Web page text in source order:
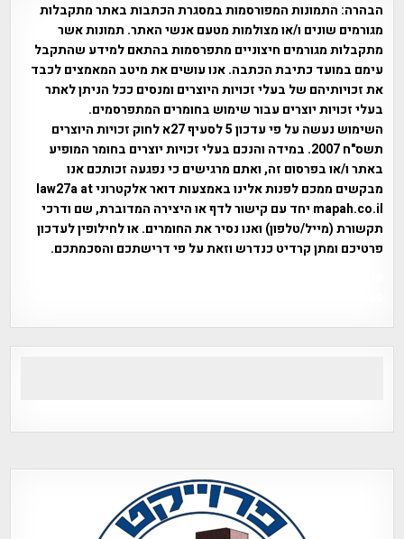
הבהרה: התמונות המפורסמות במסגרת הכתבות באתר מתקבלות
מגורמים שונים ו/או מצולמות מטעם אנשי האתר. תמונות אשר
מתקבלות מגורמים חיצוניים מתפרסמות בהתאם למידע שהתקבל
עימם במועד כתיבת הכתבה. אנו עושים את מיטב המאמצים לכבד
את זכויותיהם של בעלי זכויות היוצרים ומנסים ככל הניתן לאתר
בעלי זכויות יוצרים עבור שימוש בחומרים המתפרסמים.
השימוש נעשה על פי עדכון 5 לסעיף 27א לחוק זכויות היוצרים
תשס"ח 2007. במידה והנכם בעלי זכויות יוצרים בחומר המופיע
באתר ו/או בפרסום זה, ואתם מרגישים כי נפגעה זכותכם אנו
מבקשים ממכם לפנות אלינו באמצעות דואר אלקטרוני law27a at
mapah.co.il יחד עם קישור לדף או היצירה המדוברת, שם ודרכי
תקשורת (מייל/טלפון) ואנו נסיר את החומרים. או לחילופין לעדכון
פרטיכם ומתן קרדיט כנדרש וזאת על פי דרישתכם והסכמתכם.